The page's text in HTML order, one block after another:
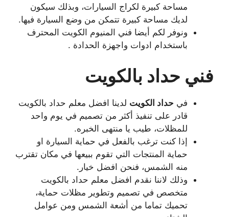
مساحة كبيرة لكراج السيارات، وبذلك سيكون
لديك مساحة كبيرة تتمكن من وضع السيارة فيها.
ونوفر لكم أيضا فني المنيوم الكويت المحترف
باستخدام ادوات واجهزة الحدادة .
فني حداد بالكويت
في حداد الكويت لدينا افضل معلم حداد بالكويت
قادر على تنفيذ أكثر من تصميم في يوم واحد
للمظلات، طيب يا منتهى الخبره.
إذا كنت ترغب بالفعل في حماية السيارة او
حماية المنتجات التي تقوم ببيعها في مكان تقترب
منه الشمس، فنحن افضل خيار.
وذلك لاننا نقدم افضل معلم حداد بالكويت
متخصص في تصميم وتطوير مظلات حماية،
تحميك تماما من أشعة الشمس ومن عوامل